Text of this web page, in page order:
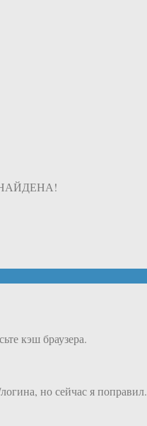
кэш браузера.
но сейчас я поправил.